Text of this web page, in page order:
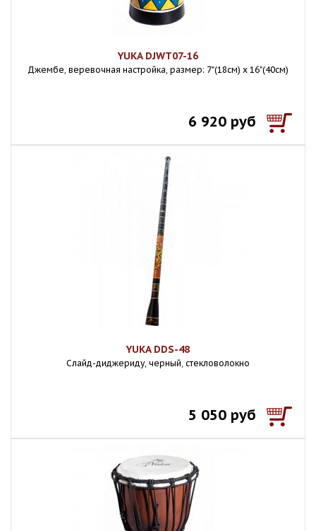
YUKA DJWT07-16
Джембе, веревочная настройка, размер: 7"(18см) x 16"(40см)
6 920 руб
YUKA DDS-48
Слайд-диджериду, черный, стекловолокно
5 050 руб